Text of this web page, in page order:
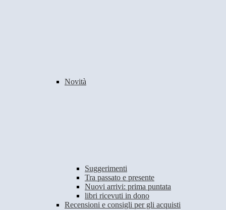
Novità
Suggerimenti
Tra passato e presente
Nuovi arrivi: prima puntata
libri ricevuti in dono
Recensioni e consigli per gli acquisti